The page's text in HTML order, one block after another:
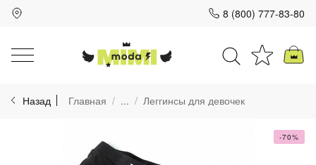
8 (800) 777-83-80
Назад Главная ... Леггинсы для девочек
-70%
Для клиентов всех банков
Разбейте
на части
без переплат